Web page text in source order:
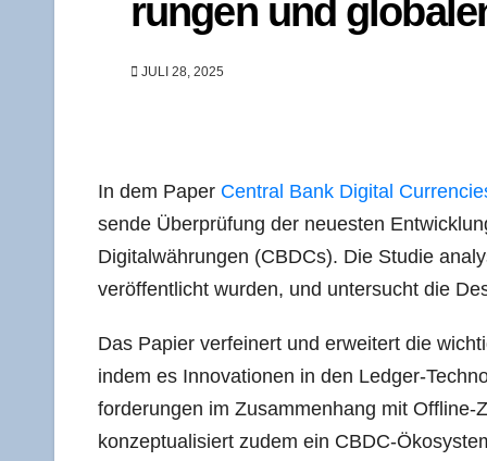
run­gen und
JULI 28, 2025
In dem Paper Cen­tral Bank Digi­tal
sen­de Über­prü­fung der neu­es­ten
Digi­tal­wäh­run­gen (CBDCs). Die Stu­die
ver­öf­fent­licht wur­den, und unter­sucht die
Das Papier ver­fei­nert und erwei­tert die
indem es Inno­va­tio­nen in den Led­ger-
for­de­run­gen im Zusam­men­hang mit
kon­zep­tua­li­siert zudem ein CBDC-